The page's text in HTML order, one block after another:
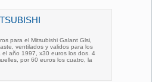
para el Mitsubishi Galant Glsi,
ventilados y validos para los
el año 1997, x30 euros los dos. 4
por 60 euros los cuatro, la